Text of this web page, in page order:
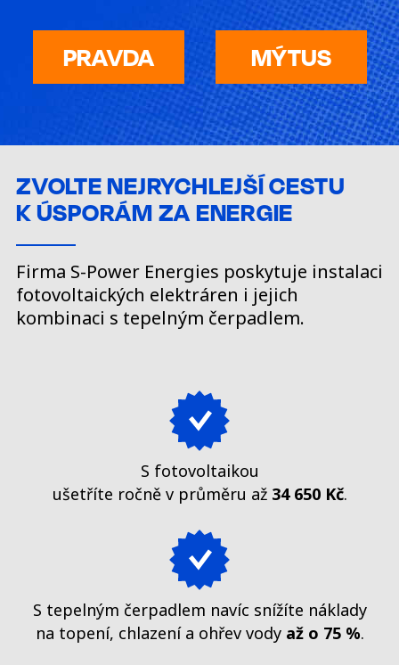
PRAVDA MÝTUS
ZVOLTE NEJRYCHLEJŠÍ CESTU
K ÚSPORÁM ZA ENERGIE
Firma S-Power Energies poskytuje instalaci
fotovoltaických elektráren i jejich
kombinaci s tepelným čerpadlem.
S fotovoltaikou
ušetříte ročně v průměru až 34 650 Kč.
S tepelným čerpadlem navíc snížíte náklady
na topení, chlazení a ohřev vody až o 75 %.